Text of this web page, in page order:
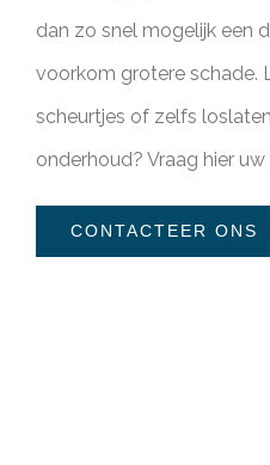
dan zo snel mogelijk een
voorkom grotere schade.
scheurtjes of zelfs
onderhoud? Vraag hier
CONTACTEER ONS